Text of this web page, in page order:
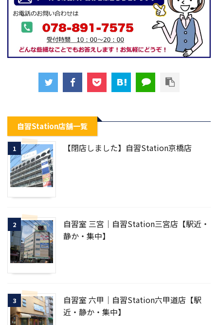
自習Station店舗一覧
1 【閉店しました】自習Station京橋店
2
自習室 三宮｜自習Station三宮店【駅近・
静か・集中】
3
自習室 六甲｜自習Station六甲道店【駅
近・静か・集中】